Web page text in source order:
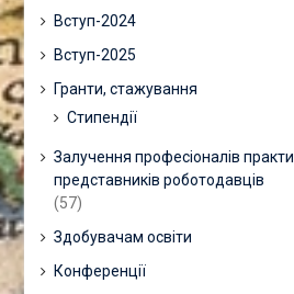
Вступ-2024
Вступ-2025
Гранти, стажування
Стипендії
Залучення професіоналів
представників роботодавців
(57)
Здобувачам освіти
Конференції